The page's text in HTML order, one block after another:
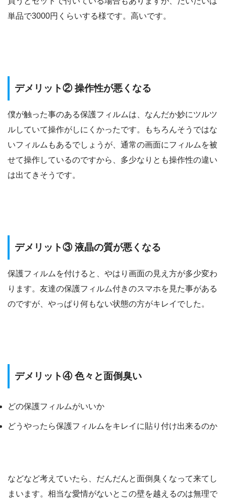
単品で3000円くらいする様です。高いです。
デメリット② 操作性が悪くなる
僕が触った事のある保護フィルムは、なんだか妙にツルツ
ルしていて操作がしにくかったです。もちろんそうではな
いフィルムもあるでしょうが、通常の画面にフィルムを被
せて操作しているのですから、多少なりとも操作性の違い
は出てきそうです。
デメリット③ 液晶の質が悪くなる
保護フィルムを付けると、やはり画面の見え方が多少変わ
ります。友達の保護フィルム付きのスマホを見た事がある
のですが、やっぱり何もない状態の方がキレイでした。
デメリット④ 色々と面倒臭い
どの保護フィルムがいいか
どうやったら保護フィルムをキレイに貼り付け出来るのか
などなど考えていたら、だんだんと面倒臭くなって来てし
まいます。相当な愛情がないとこの壁を越えるのは無理で